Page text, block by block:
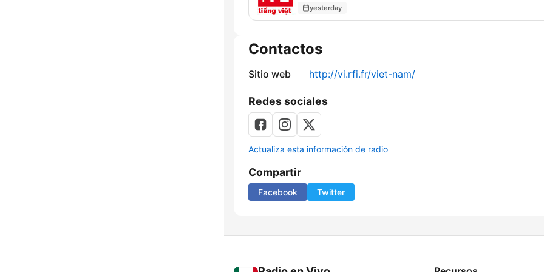
yesterday
Contactos
Sitio web http://vi.rfi.fr/viet-nam/
Redes sociales
Actualiza esta información de radio
Compartir
Facebook Twitter